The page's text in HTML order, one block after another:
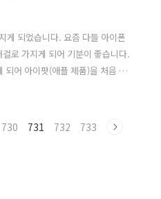
게 되었습니다. 요즘 다들 아이폰
로 가지게 되어 기분이 좋습니다.
되어 아이팟(애플 제품)을 처음 접
적겠습니다. 아이팟 족보 제가
3세대라고 불리는 2.5세대 입니
730 731 732 733